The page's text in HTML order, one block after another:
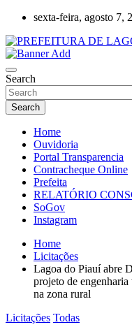
Skip
content
sexta-feira, agosto 7,
PREFEITURA
Search
Search
Home
Ouvidoria
Portal Transparencia
Contracheque Online
Prefeita
RELATÓRIO
SoGov
Instagram
Home
Licitações
Lagoa do Piauí abre
projeto de
na zona rural
Licitações Todas